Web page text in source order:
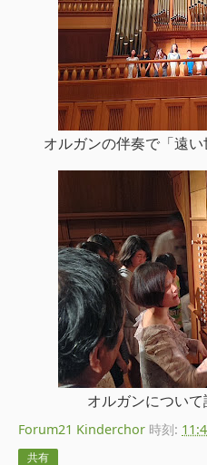
オルガンの伴奏で「遠い
オルガンについ
Forum21 Kinderchor 時刻:
共有